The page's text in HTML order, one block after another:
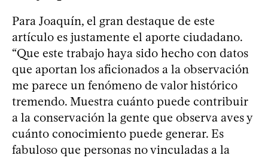
Para Joaquín, el gran destaque de este
artículo es justamente el aporte ciudadano.
“Que este trabajo haya sido hecho con datos
que aportan los aficionados a la observación
me parece un fenómeno de valor histórico
tremendo. Muestra cuánto puede contribuir
a la conservación la gente que observa aves y
cuánto conocimiento puede generar. Es
fabuloso que personas no vinculadas a la